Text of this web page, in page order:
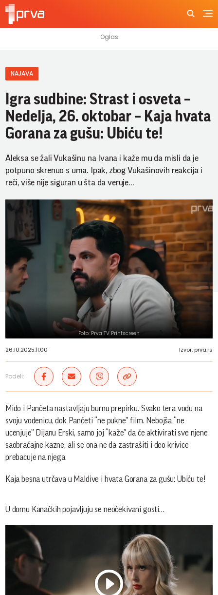
NAJAVA
Igra sudbine: Strast i osveta –
Nedelja, 26. oktobar – Kaja hvata
Gorana za gušu: Ubiću te!
Aleksa se žali Vukašinu na Ivana i kaže mu da misli da je
potpuno skrenuo s uma. Ipak, zbog Vukašinovih reakcija i
reči, više nije siguran u šta da veruje…
Foto: Prva TV Printscreen
26.10.2025.|1:00 Izvor: prva.rs
Podeli:
Mido i Pančeta nastavljaju burnu prepirku. Svako tera vodu na
svoju vodenicu, dok Pančeti “ne pukne” film. Nebojša “ne
ucenjuje” Dijanu Erski, samo joj “kaže” da će aktivirati sve njene
saobraćajne kazne, ali se ona ne da zastrašiti i deo krivice
prebacuje na njega.
Kaja besna utrčava u Maldive i hvata Gorana za gušu: Ubiću te!
U domu Kanačkih pojavljuju se neočekivani gosti…